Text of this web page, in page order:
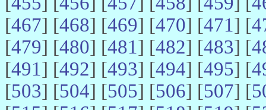
[467] [468] [469] [470] [471] [
[479] [480] [481] [482] [483] [
[491] [492] [493] [494] [495] [
[503] [504] [505] [506] [507] [